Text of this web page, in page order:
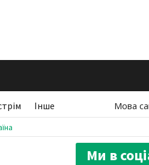
Інше Мова
Ми в